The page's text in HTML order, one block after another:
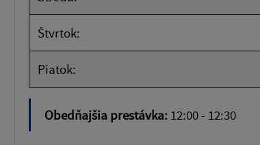
Štvrtok:
Piatok:
Obedňajšia prestávka: 12:00 - 12:30